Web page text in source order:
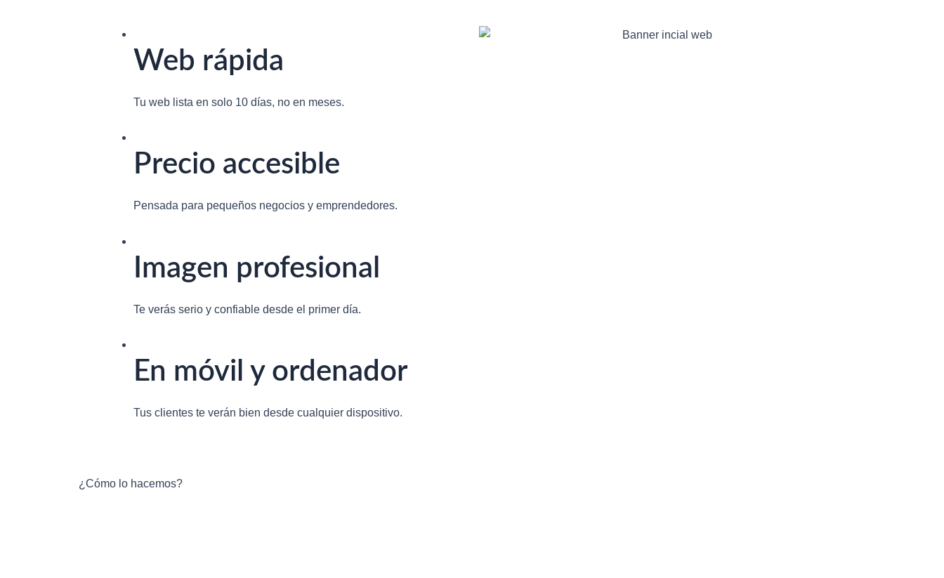
Web rápida
Tu web lista en solo 10 días, no en meses.
Precio accesible
Pensada para pequeños negocios y emprendedores.
Imagen profesional
Te verás serio y confiable desde el primer día.
En móvil y ordenador
Tus clientes te verán bien desde cualquier dispositivo.
¿Cómo lo hacemos?